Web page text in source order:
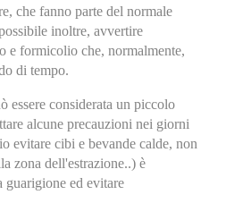
che fanno parte del normale
inoltre, avvertire
e formicolio che, normalmente,
di tempo.
essere considerata un piccolo
alcune precauzioni nei giorni
evitare cibi e bevande calde, non
zona dell'estrazione..) è
guarigione ed evitare